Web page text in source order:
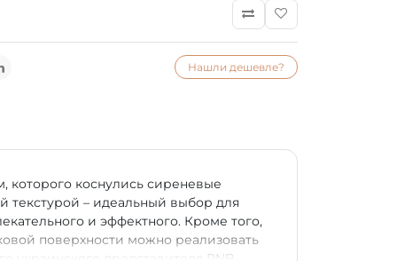
Нашли дешевле?
которого коснулись сиреневые
текстурой – идеальный выбор для
и эффектного. Кроме того,
поверхности можно реализовать